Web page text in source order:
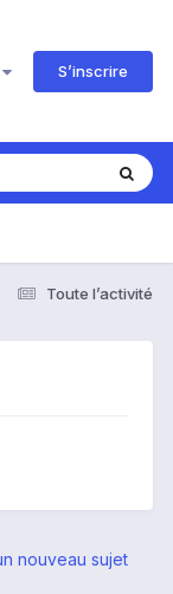
S’inscrire
Toute l’activité
nouveau sujet